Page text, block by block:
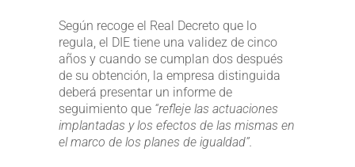
Según recoge el Real Decreto que lo
regula, el DIE tiene una validez de cinco
años y cuando se cumplan dos después
de su obtención, la empresa distinguida
deberá presentar un informe de
seguimiento que “refleje las actuaciones
implantadas y los efectos de las mismas en
el marco de los planes de igualdad”.